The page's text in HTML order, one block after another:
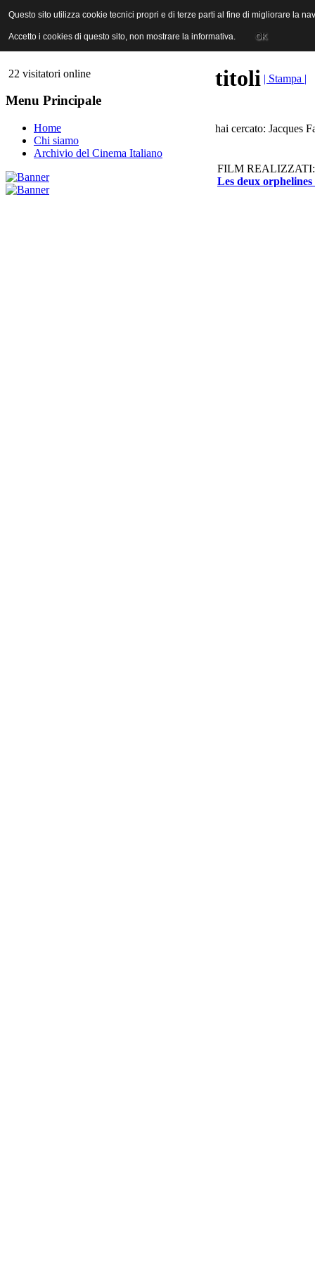
ANICA | Associazione Nazionale Industrie Cinematografiche
22 visitatori online
Menu Principale
Home
Chi siamo
Archivio del Cinema Italiano
titoli | Stampa |
hai cercato: Jacques
FILM REALIZZATI:
Les deux
Questo sito utilizza cookie tecnici propri e di terze parti al fine di migliorare la
Accetto i cookies di questo sito, non mostrare la informativa. OK
Questo sito utilizza cookie tecnici propri e di terze parti al fine di migliorare la
Accetto i cookies di questo sito, non mostrare la informativa. OK